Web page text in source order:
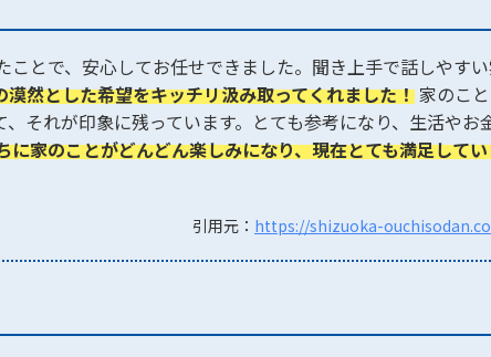
とで、安心してお任せできました。聞き上手で話しやす
漠然とした希望をキッチリ汲み取ってくれました！家のこ
それが印象に残っています。とても参考になり、生活やお
に家のことがどんどん楽しみになり、現在とても満足して
引用元： https://shizuoka-